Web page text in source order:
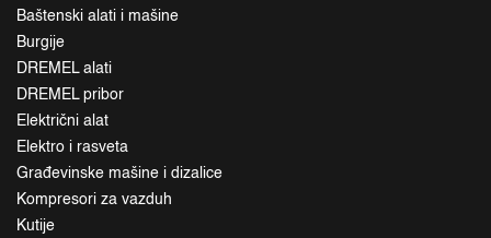
Baštenski alati i mašine
Burgije
DREMEL alati
DREMEL pribor
Električni alat
Elektro i rasveta
Građevinske mašine i dizalice
Kompresori za vazduh
Kutije